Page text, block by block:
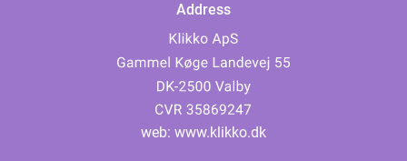
Address
web: www.klikko.dk